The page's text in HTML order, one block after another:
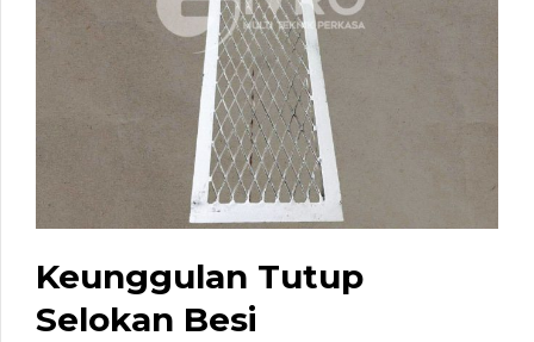
Keunggulan Tutup
Selokan Besi